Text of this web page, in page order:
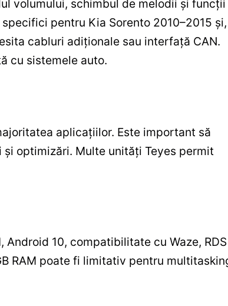
volumului, schimbul de melodii și
pentru Kia Sorento 2010–2015
cabluri adiționale sau interfață CAN.
cu sistemele auto.
aplicațiilor. Este important să
optimizări. Multe unități Teyes permit
Android 10, compatibilitate cu Waze, RDS
RAM poate fi limitativ pentru